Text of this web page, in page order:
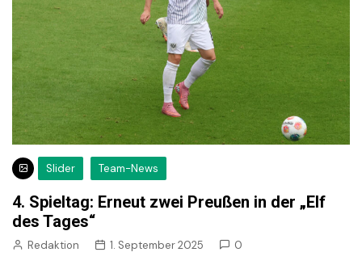
Slider Team-News
4. Spieltag: Erneut zwei Preußen in der „Elf
des Tages“
Redaktion 1. September 2025 0